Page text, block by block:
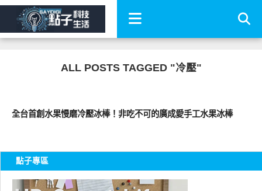
ALL POSTS TAGGED "冷壓"
全台首創水果慢磨冷壓冰棒！非吃不可的廣成愛手工水果冰棒
點子專區